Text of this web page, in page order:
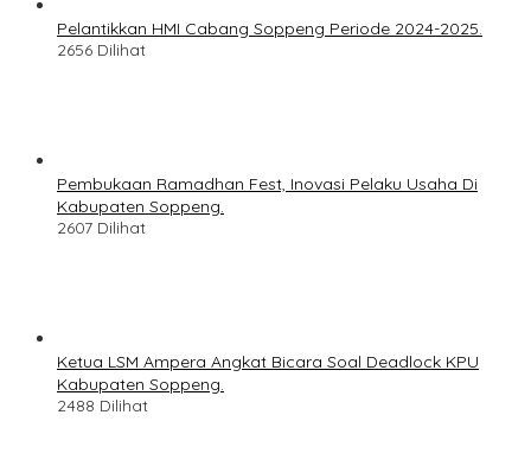
Pelantikkan HMI Cabang Soppeng Periode 2024-2025.
2656 Dilihat
Pembukaan Ramadhan Fest, Inovasi Pelaku Usaha Di
Kabupaten Soppeng.
2607 Dilihat
Ketua LSM Ampera Angkat Bicara Soal Deadlock KPU
Kabupaten Soppeng.
2488 Dilihat